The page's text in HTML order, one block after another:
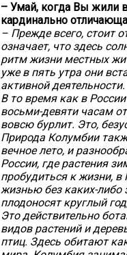
– Умай, когда Вы жили
кардинально
– Прежде всего, стоит
означает, что здесь
ритм жизни местных
уже в пять утра они
активной деятельности.
В то время как в
восьми-девяти часам
вовсю бурлит. Это,
Природа Колумбии
вечное лето, и
России, где растения
пробудиться к жизни, в
жизнью без каких-либо
плодоносят круглый
Это действительно
видов растений и
птиц. Здесь обитают